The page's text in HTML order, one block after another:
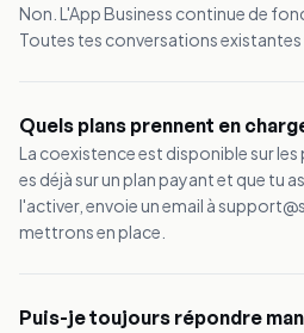
Non. L'App Business continue de
Toutes tes conversations existantes
Quels plans prennent en
La coexistence est disponible sur les
es déjà sur un plan payant et que tu
l'activer, envoie un email à
mettrons en place.
Puis-je toujours répondre